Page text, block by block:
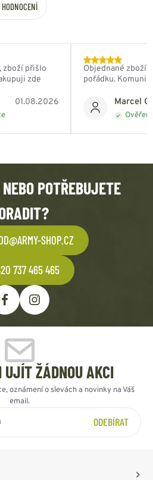
01.08.2026
zboží přišlo
zde
Marcel
Objednané zboží
pořádku.
POTŘEBUJETE
SHOP.CZ
737 465 465
UJÍT ŽÁDNOU AKCI
oznámení o slevách a novinky na Váš
email.
ODEBÍRAT